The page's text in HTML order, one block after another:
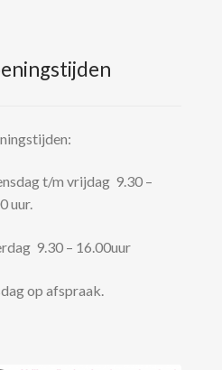
t/m vrijdag 9.30 –
uur.
9.30 – 16.00uur
op afspraak.